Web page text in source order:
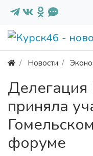
Новости
Делегация
приняла
форуме